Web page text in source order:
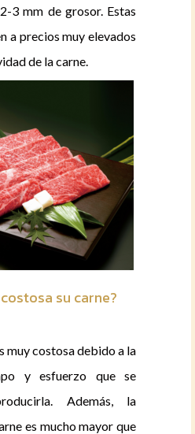
3 mm de grosor. Estas
a precios muy elevados
de la carne.
su carne?
muy costosa debido a la
y esfuerzo que se
Además, la
es mucho mayor que